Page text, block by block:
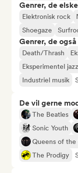
Genrer, de
Elektronisk rock
Shoegaze
Genrer, de
Death/Thrash
Eksperimentel jazz
Industriel musik
De vil gerne
The Beatles
Sonic Youth
Queens of the
The Prodigy